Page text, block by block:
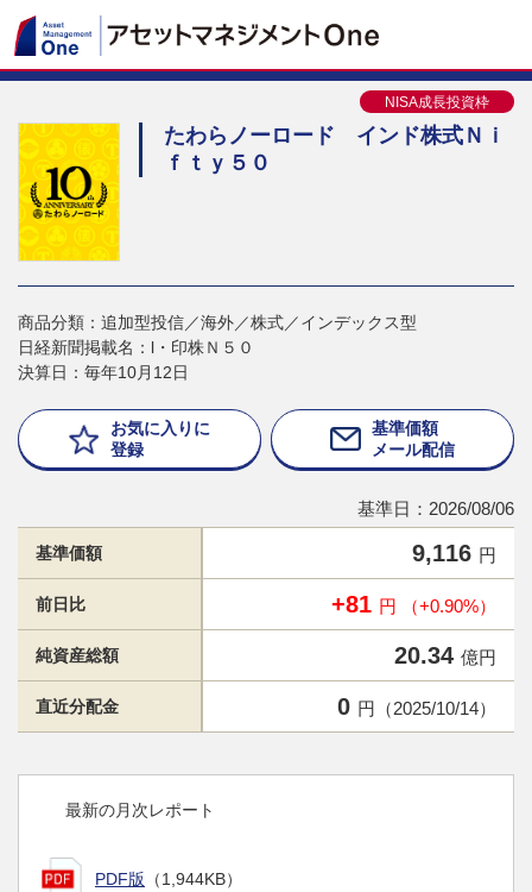
NISA成長投資枠
たわらノーロード インド株式Ｎｉ
ｆｔｙ５０
商品分類：追加型投信／海外／株式／インデックス型
日経新聞掲載名：l・印株Ｎ５０
決算日：毎年10月12日
お気に入りに
登録
基準価額
メール配信
基準日：2026/08/06
基準価額 9,116 円
前日比 +81 円 （+0.90%）
純資産総額 20.34 億円
直近分配金 0 円（2025/10/14）
最新の月次レポート
PDF版 （1,944KB）